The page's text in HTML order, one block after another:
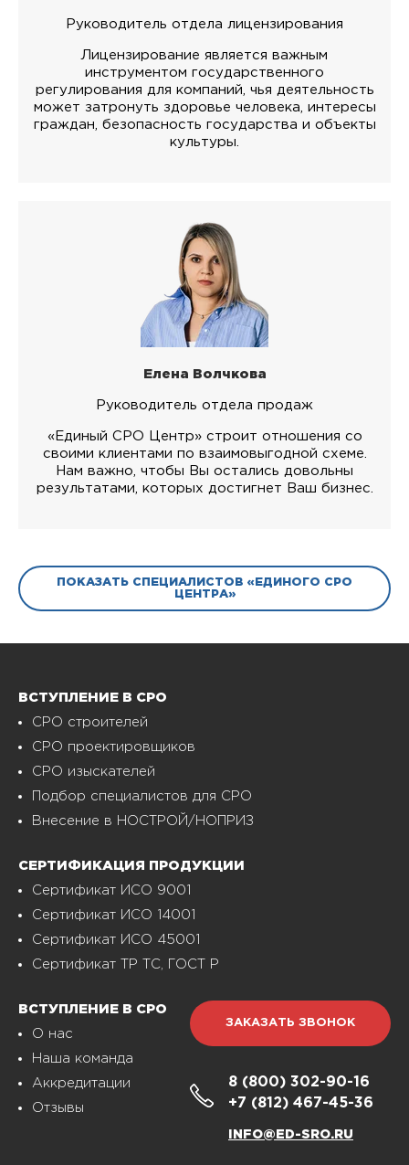
Руководитель отдела лицензирования
Лицензирование является важным
инструментом государственного
регулирования для компаний, чья деятельность
может затронуть здоровье человека, интересы
граждан, безопасность государства и объекты
культуры.
Елена Волчкова
Руководитель отдела продаж
«Единый СРО Центр» строит отношения со
своими клиентами по взаимовыгодной схеме.
Нам важно, чтобы Вы остались довольны
результатами, которых достигнет Ваш бизнес.
ПОКАЗАТЬ СПЕЦИАЛИСТОВ «ЕДИНОГО СРО
ЦЕНТРА»
ВСТУПЛЕНИЕ В СРО
СРО строителей
СРО проектировщиков
СРО изыскателей
Подбор специалистов для СРО
Внесение в НОСТРОЙ/НОПРИЗ
СЕРТИФИКАЦИЯ ПРОДУКЦИИ
Сертификат ИСО 9001
Сертификат ИСО 14001
Сертификат ИСО 45001
Сертификат ТР ТС, ГОСТ Р
ВСТУПЛЕНИЕ В СРО
О нас
Наша команда
Аккредитации
Отзывы
ЗАКАЗАТЬ ЗВОНОК
8 (800) 302-90-16
+7 (812) 467-45-36
INFO@ED-SRO.RU